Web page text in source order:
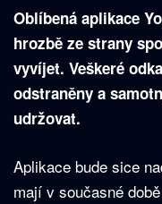
Oblíbená aplikace
hrozbě ze strany
vyvíjet. Veškeré
odstraněny a
udržovat.
Aplikace bude sice
mají v současné